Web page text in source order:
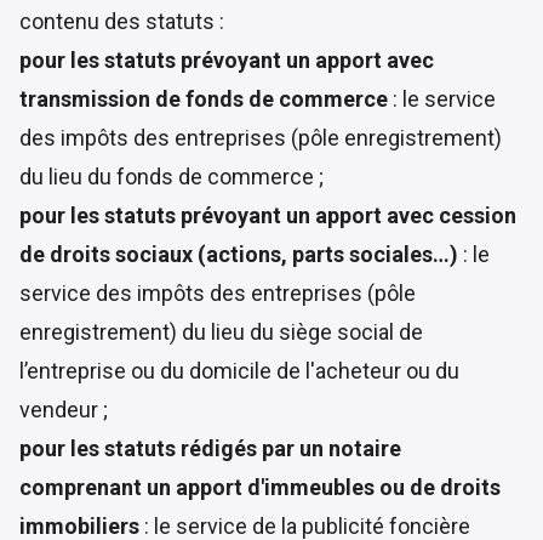
contenu des statuts :
pour les statuts prévoyant un apport avec
transmission de fonds de commerce : le service
des impôts des entreprises (pôle enregistrement)
du lieu du fonds de commerce ;
pour les statuts prévoyant un apport avec cession
de droits sociaux (actions, parts sociales…) : le
service des impôts des entreprises (pôle
enregistrement) du lieu du siège social de
l’entreprise ou du domicile de l'acheteur ou du
vendeur ;
pour les statuts rédigés par un notaire
comprenant un apport d'immeubles ou de droits
immobiliers : le service de la publicité foncière